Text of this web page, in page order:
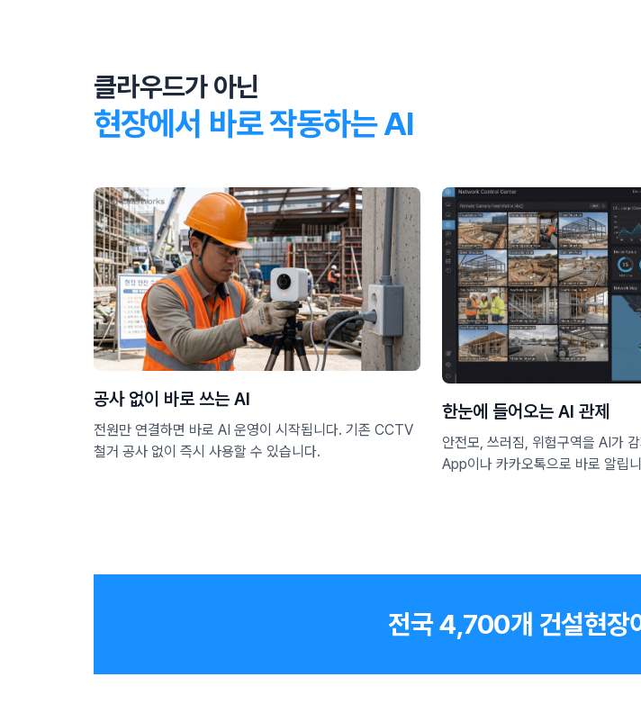
클라우드가 아닌
현장에서 바로 작동하는 AI
공사 없이 바로 쓰는 AI
전원만 연결하면 바로 AI 운영이 시작됩니다. 기존 CCTV
철거 공사 없이 즉시 사용할 수 있습니다.
한눈에 들어오는 AI 관제
안전모, 쓰러짐, 위험구역을 AI가
App이나 카카오톡으로 바로 알립
전국 4,700개 건설현장